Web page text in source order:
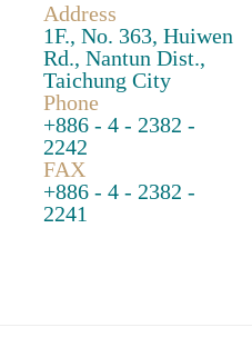
Address
1F., No. 363, Huiwen
Rd., Nantun Dist.,
Taichung City
Phone
+886 - 4 - 2382 -
2242
FAX
+886 - 4 - 2382 -
2241